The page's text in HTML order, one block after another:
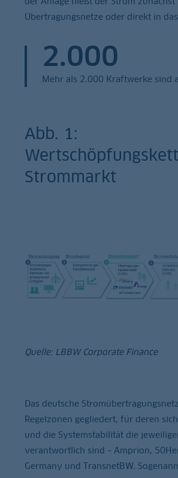
Übertragungsnetze oder direkt in
2.000
Mehr als 2.000 Kraftwerke sind
Abb. 1:
Strommarkt
Quelle: LBBW Corporate Finance
Das deutsche
Regelzonen gegliedert, für deren
und die Systemstabilität die
verantwortlich sind – Amprion,
Germany und TransnetBW.